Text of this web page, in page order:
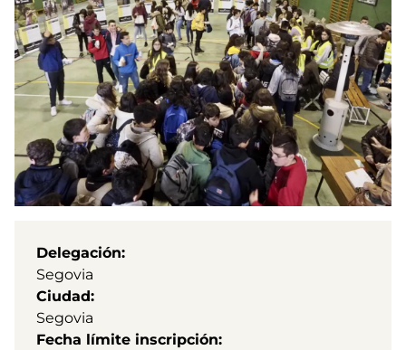
Delegación
Segovia
Ciudad
Segovia
Fecha límite inscripción